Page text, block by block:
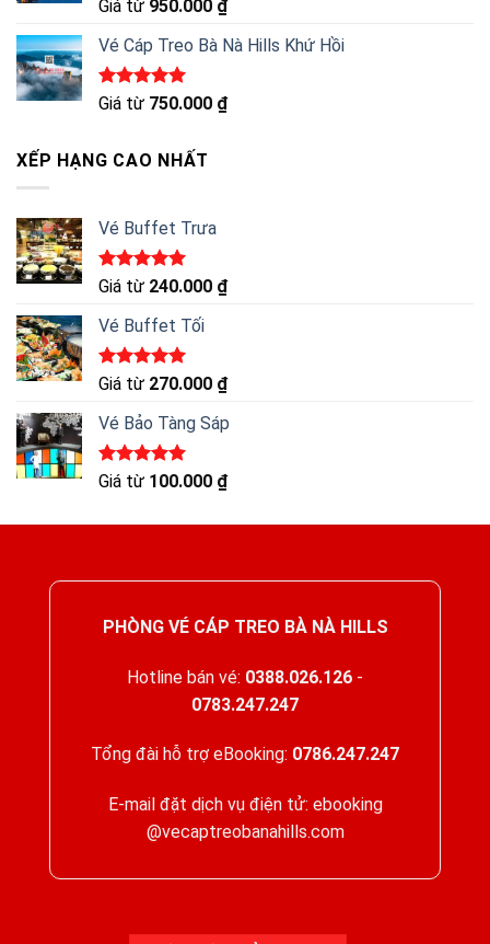
Được xếp
5 sao
Giá từ 950.000 ₫
Vé Cáp Treo Bà Nà Hills Khứ Hồi
Được xếp
Giá từ 750.000 ₫
XẾP HẠNG CAO NHẤT
Vé Buffet Trưa
Được xếp
5 sao
Giá từ 240.000 ₫
Vé Buffet Tối
Được xếp
5 sao
Giá từ 270.000 ₫
Vé Bảo Tàng Sáp
Được xếp
Giá từ 100.000 ₫
PHÒNG VÉ CÁP TREO BÀ NÀ HILLS
Hotline bán vé: 0388.026.126 -
0783.247.247
Tổng đài hỗ trợ eBooking: 0786.247.247
E-mail đặt dịch vụ điện tử: ebooking
@vecaptreobanahills.com